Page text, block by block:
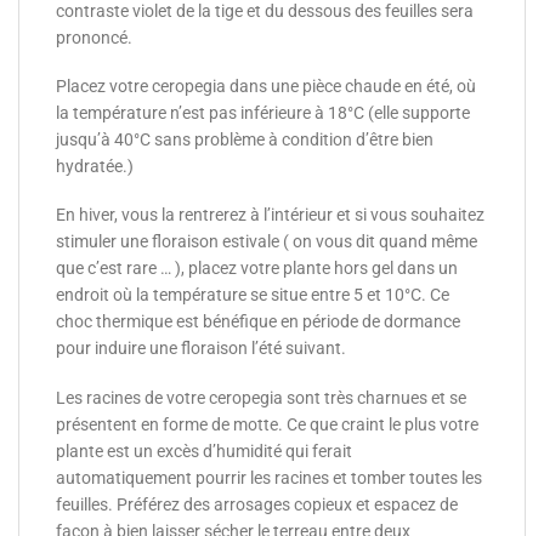
contraste violet de la tige et du dessous des feuilles sera
prononcé.
Placez votre ceropegia dans une pièce chaude en été, où
la température n’est pas inférieure à 18°C (elle supporte
jusqu’à 40°C sans problème à condition d’être bien
hydratée.)
En hiver, vous la rentrerez à l’intérieur et si vous souhaitez
stimuler une floraison estivale ( on vous dit quand même
que c’est rare … ), placez votre plante hors gel dans un
endroit où la température se situe entre 5 et 10°C. Ce
choc thermique est bénéfique en période de dormance
pour induire une floraison l’été suivant.
Les racines de votre ceropegia sont très charnues et se
présentent en forme de motte. Ce que craint le plus votre
plante est un excès d’humidité qui ferait
automatiquement pourrir les racines et tomber toutes les
feuilles. Préférez des arrosages copieux et espacez de
façon à bien laisser sécher le terreau entre deux